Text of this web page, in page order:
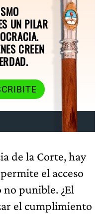
UN PILAR
CREEN
de la Corte, hay
el acceso
punible. ¿El
el cumplimiento